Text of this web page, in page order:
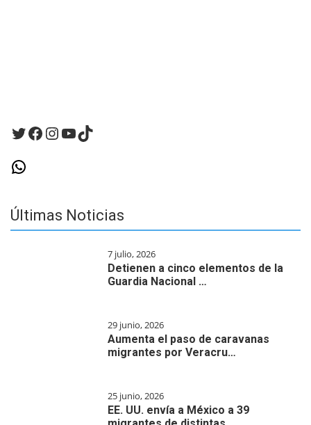
Twitter
Facebook
Instagram
YouTube
TikTok
WhatsApp
Últimas Noticias
7 julio, 2026
Detienen a cinco elementos de la
Guardia Nacional …
29 junio, 2026
Aumenta el paso de caravanas
migrantes por Veracru…
25 junio, 2026
EE. UU. envía a México a 39